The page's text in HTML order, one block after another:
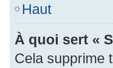
Haut
À quoi sert «
Cela supprime